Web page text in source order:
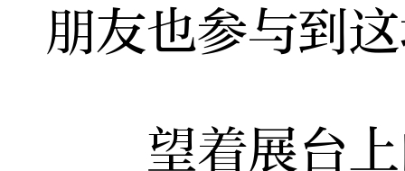
朋友也参与到
望着展台上